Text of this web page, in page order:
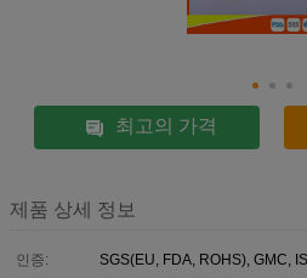
최고의 가격
제품 상세 정보
인증:
SGS(EU, FDA, ROHS), GMC,